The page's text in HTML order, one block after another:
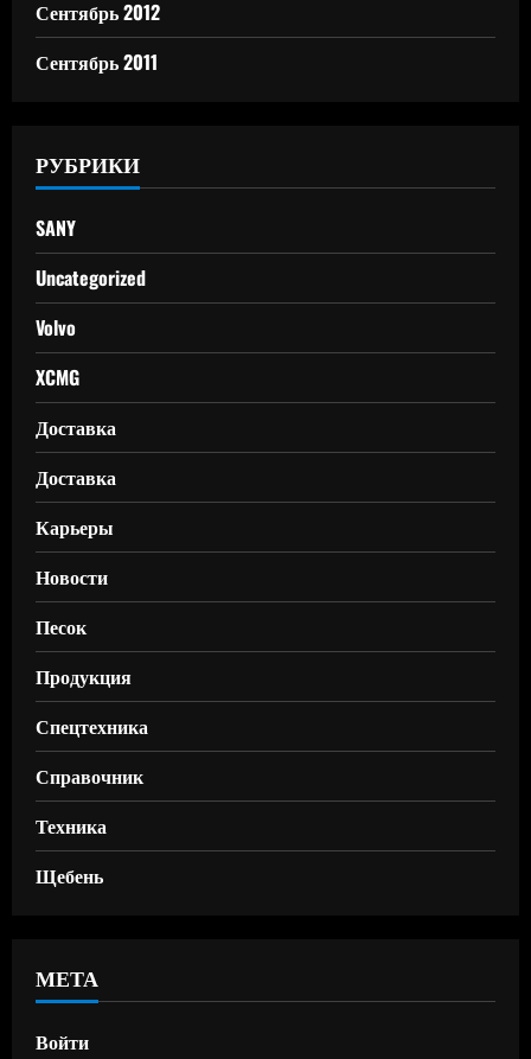
Сентябрь 2012
Сентябрь 2011
РУБРИКИ
SANY
Uncategorized
Volvo
XCMG
Доставка
Доставка
Карьеры
Новости
Песок
Продукция
Спецтехника
Справочник
Техника
Щебень
МЕТА
Войти